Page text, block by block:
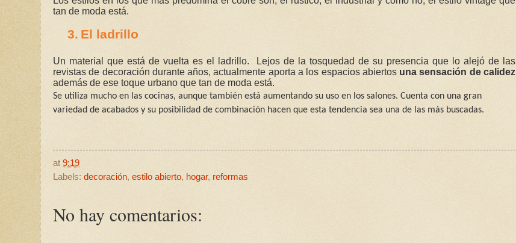
tan de moda está.
3. El ladrillo
Un material que está de vuelta es el ladrillo. Lejos de la tosquedad de su presencia que lo alejó de las
revistas de decoración durante años, actualmente aporta a los espacios abiertos una sensación de calidez
además de ese toque urbano que tan de moda está.
Se utiliza mucho en las cocinas, aunque también está aumentando su uso en los salones. Cuenta con una gran
variedad de acabados y su posibilidad de combinación hacen que esta tendencia sea una de las más buscadas.
at 9:19
Labels: decoración, estilo abierto, hogar, reformas
No hay comentarios: